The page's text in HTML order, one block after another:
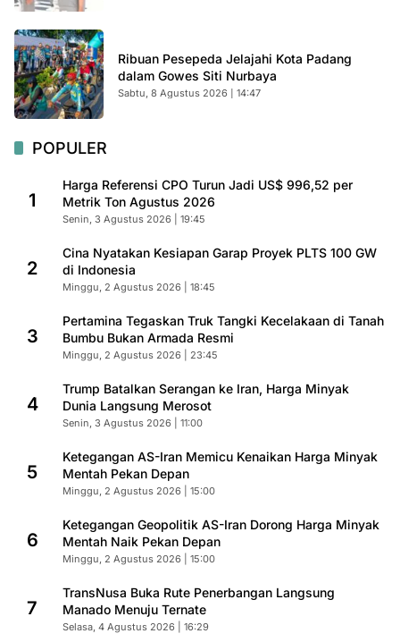
Ribuan Pesepeda Jelajahi Kota Padang
dalam Gowes Siti Nurbaya
Sabtu, 8 Agustus 2026 | 14:47
POPULER
1
Harga Referensi CPO Turun Jadi US$ 996,52 per
Metrik Ton Agustus 2026
Senin, 3 Agustus 2026 | 19:45
2
Cina Nyatakan Kesiapan Garap Proyek PLTS 100 GW
di Indonesia
Minggu, 2 Agustus 2026 | 18:45
3
Pertamina Tegaskan Truk Tangki Kecelakaan di Tanah
Bumbu Bukan Armada Resmi
Minggu, 2 Agustus 2026 | 23:45
4
Trump Batalkan Serangan ke Iran, Harga Minyak
Dunia Langsung Merosot
Senin, 3 Agustus 2026 | 11:00
5
Ketegangan AS-Iran Memicu Kenaikan Harga Minyak
Mentah Pekan Depan
Minggu, 2 Agustus 2026 | 15:00
6
Ketegangan Geopolitik AS-Iran Dorong Harga Minyak
Mentah Naik Pekan Depan
Minggu, 2 Agustus 2026 | 15:00
7
TransNusa Buka Rute Penerbangan Langsung
Manado Menuju Ternate
Selasa, 4 Agustus 2026 | 16:29